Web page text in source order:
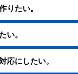
りたい。
い。
応にしたい。